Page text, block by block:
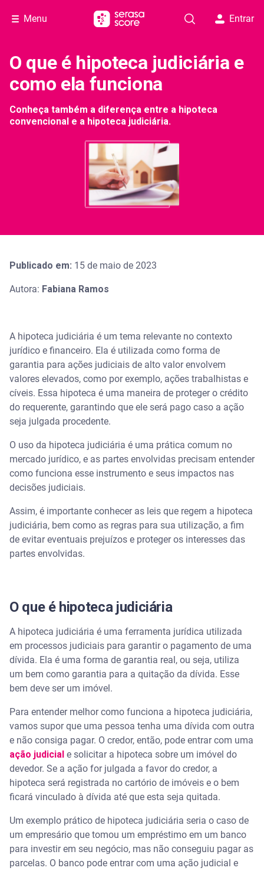
Menu Entrar
O que é hipoteca judiciária e
como ela funciona
Conheça também a diferença entre a hipoteca
convencional e a hipoteca judiciária.
Publicado em: 15 de maio de 2023
Autora: Fabiana Ramos
A hipoteca judiciária é um tema relevante no contexto
jurídico e financeiro. Ela é utilizada como forma de
garantia para ações judiciais de alto valor envolvem
valores elevados, como por exemplo, ações trabalhistas e
cíveis. Essa hipoteca é uma maneira de proteger o crédito
do requerente, garantindo que ele será pago caso a ação
seja julgada procedente.
O uso da hipoteca judiciária é uma prática comum no
mercado jurídico, e as partes envolvidas precisam entender
como funciona esse instrumento e seus impactos nas
decisões judiciais.
Assim, é importante conhecer as leis que regem a hipoteca
judiciária, bem como as regras para sua utilização, a fim
de evitar eventuais prejuízos e proteger os interesses das
partes envolvidas.
O que é hipoteca judiciária
A hipoteca judiciária é uma ferramenta jurídica utilizada
em processos judiciais para garantir o pagamento de uma
dívida. Ela é uma forma de garantia real, ou seja, utiliza
um bem como garantia para a quitação da dívida. Esse
bem deve ser um imóvel.
Para entender melhor como funciona a hipoteca judiciária,
vamos supor que uma pessoa tenha uma dívida com outra
e não consiga pagar. O credor, então, pode entrar com uma
ação judicial e solicitar a hipoteca sobre um imóvel do
devedor. Se a ação for julgada a favor do credor, a
hipoteca será registrada no cartório de imóveis e o bem
ficará vinculado à dívida até que esta seja quitada.
Um exemplo prático de hipoteca judiciária seria o caso de
um empresário que tomou um empréstimo em um banco
para investir em seu negócio, mas não conseguiu pagar as
parcelas. O banco pode entrar com uma ação judicial e